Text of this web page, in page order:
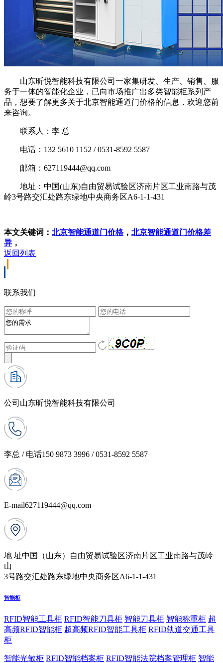
山东昕悦智能科技有限公司一家集研发、生产、销售、服
务于一体的智能化企业，已向市场推广出多类智能柜系列产
品，想要了解更多关于北京智能通道门价格的信息，欢迎您前
来咨询。
联系人：李 总
电话：132 5610 1152 / 0531-8592 5587
邮箱：627119444@qq.com
地址：中国(山东)自由贸易试验区济南片区工业南路与茂
岭3号路交汇处路东绿地中央商务区A6-1-1-431
本文关键词： 北京智能通道门价格， 北京智能通道门价格差
异 ，
返回列表
联系我们
公司 山东昕悦智能科技有限公司
李总 / 电话150 9873 3996 / 0531-8592 5587
E-mail627119444@qq.com
地 址中国（山东）自由贸易试验区济南片区工业南路与茂岭
山
3号路交汇处路东绿地中央商务区A6-1-1-431
智能柜
RFID智能工具柜 RFID智能刀具柜 智能刀具柜 智能称重柜 超
高频RFID智能柜 超高频RFID智能工具柜 RFID轨道交通工具
柜
智能光敏柜 RFID智能档案柜 RFID智能法院档案管理柜 智能